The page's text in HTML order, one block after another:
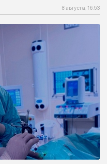
8 августа, 16:53